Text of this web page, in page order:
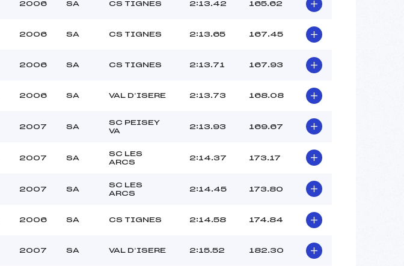
SERVANT TOM (SA)
2006 SA CS TIGNES 2:13.42 165.62
2006 SA CS TIGNES 2:13.65 167.45
2006 SA CS TIGNES 2:13.71 167.93
2006 SA VAL D’ISERE 2:13.73 168.08
2007 SA
SC PEISEY
VA
2:13.93 169.67
2007 SA
SC LES
ARCS
2:14.37 173.17
2007 SA
SC LES
ARCS
2:14.45 173.80
2006 SA CS TIGNES 2:14.58 174.84
2007 SA VAL D’ISERE 2:15.52 182.30